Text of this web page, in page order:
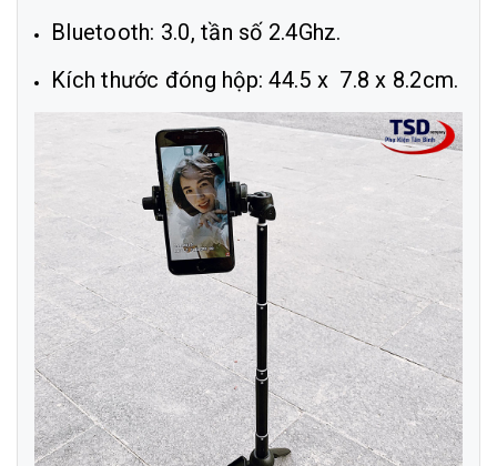
Bluetooth: 3.0, tần số 2.4Ghz.
Kích thước đóng hộp: 44.5 x 7.8 x 8.2cm.